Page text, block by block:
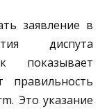
заявление в
диспута
показывает
Это указание